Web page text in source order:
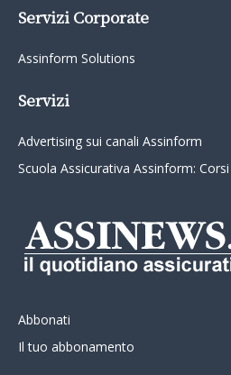
Servizi Corporate
Assinform Solutions
Servizi
Advertising sui canali Assinform
Scuola Assicurativa Assinform: Corsi
Abbonati
Il tuo abbonamento